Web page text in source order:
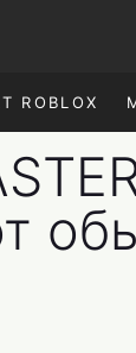
ROBLOX